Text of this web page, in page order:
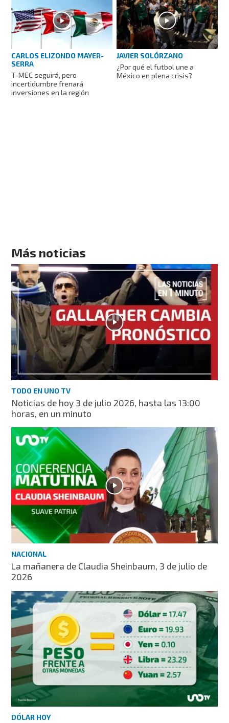
CARLOS ELIZONDO MAYER-
SERRA
T-MEC seguirá, pero
incertidumbre frenará
inversiones en la región
JAVIER SOLÓRZANO
¿Por qué el futbol une a
México en plena crisis?
Más noticias
TODO EN UNO TV
Noticias de hoy 3 de julio 2026, hasta las 13:00
horas, en un minuto
NACIONAL
La mañanera de Claudia Sheinbaum, 3 de julio de
2026
DÓLAR HOY